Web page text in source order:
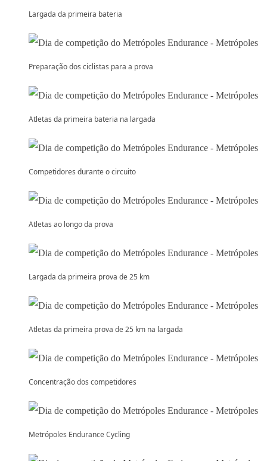
Largada da primeira bateria
Preparação dos ciclistas para a prova
Atletas da primeira bateria na largada
Competidores durante o circuito
Atletas ao longo da prova
Largada da primeira prova de 25 km
Atletas da primeira prova de 25 km na largada
Concentração dos competidores
Metrópoles Endurance Cycling